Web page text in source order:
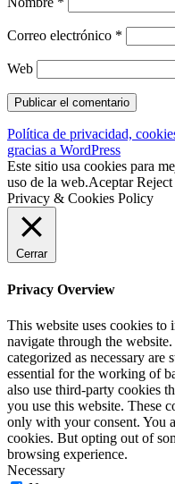
Correo electrónico *
Web
Política de privacidad,
gracias a WordPress
Este sitio usa cookies para
uso de la web.Aceptar Reject
Privacy & Cookies Policy
Cerrar
Privacy Overview
This website uses cookies
navigate through the
categorized as necessary are
essential for the working of
also use third-party cookies
you use this website. These
only with your consent. You
cookies. But opting out of
browsing experience.
Necessary